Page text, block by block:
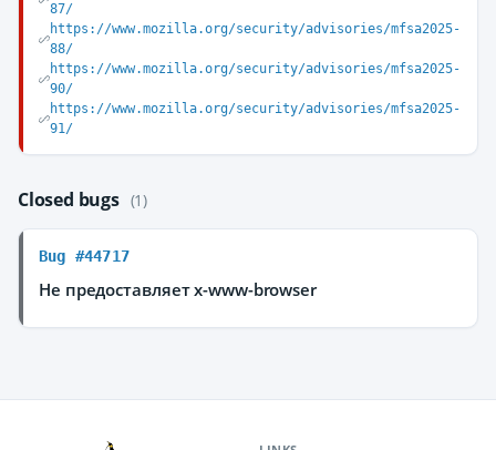
87/
https://www.mozilla.org/security/advisories/mfsa2025-
88/
https://www.mozilla.org/security/advisories/mfsa2025-
90/
https://www.mozilla.org/security/advisories/mfsa2025-
91/
Closed bugs (1)
Bug #44717
Не предоставляет x-www-browser